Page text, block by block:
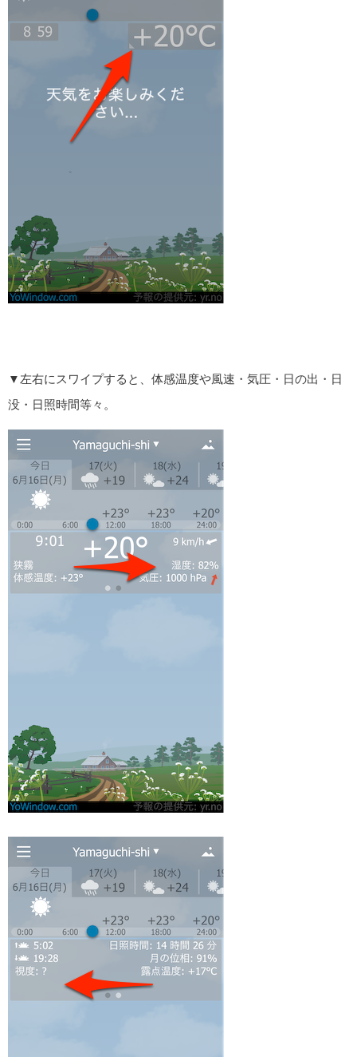
▼左右にスワイプすると、体感温度や風速・気圧・日の出・日
没・日照時間等々。